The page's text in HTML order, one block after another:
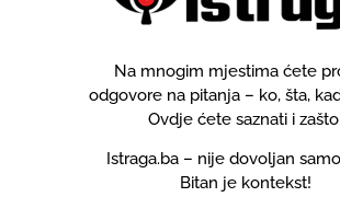
Na mnogim mjestima ćete
odgovore na pitanja – ko, šta,
Ovdje ćete saznati i
Istraga.ba – nije dovoljan
Bitan je kontekst!